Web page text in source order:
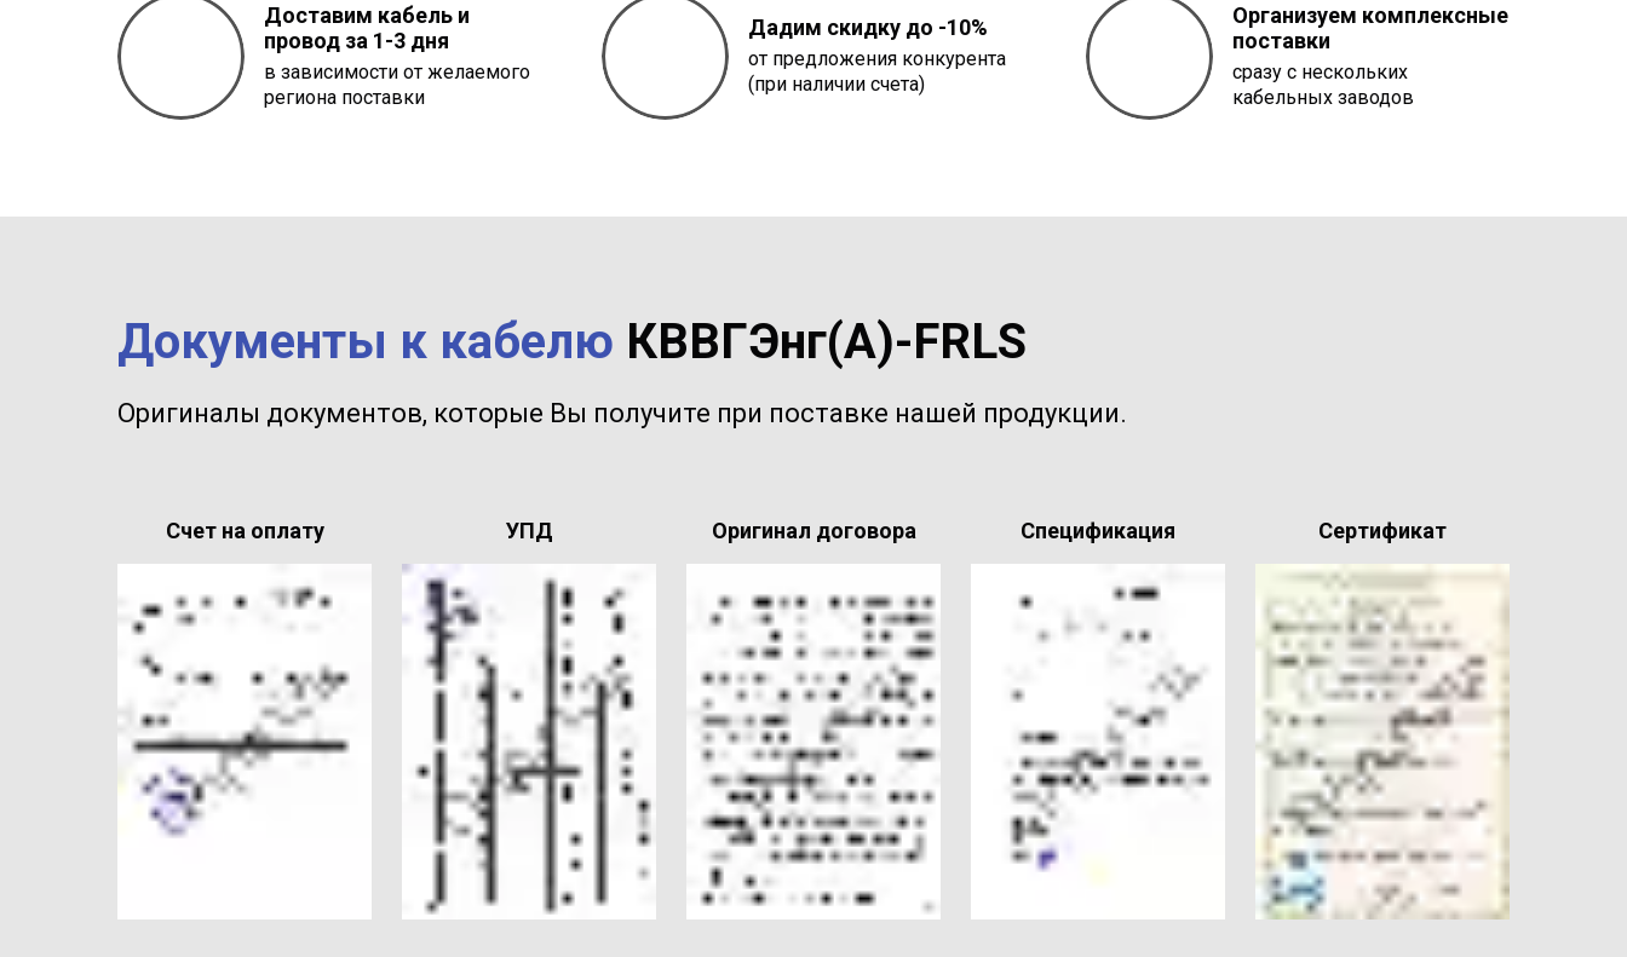
Доставим кабель и
провод за 1-3 дня
в зависимости от желаемого
региона поставки
Дадим скидку до -10%
от предложения конкурента
(при наличии счета)
Организуем комплексные
поставки
сразу с нескольких
кабельных заводов
Документы к кабелю КВВГЭнг(A)-FRLS
Оригиналы документов, которые Вы получите при поставке нашей продукции.
Счет на оплату УПД Оригинал договора Спецификация Сертификат